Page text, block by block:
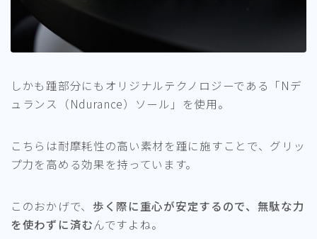
しかも踵部分にもオリジナルテクノロジーである「Nデ
ュランス（Ndurance）ソール」を使用。
こちらは耐摩耗性の高い素材を踵に施すことで、グリッ
プ力を高める効果を持っています。
このおかげで、 歩く際に重心が安定するので、無駄な力
を使わずに済むんですよね。